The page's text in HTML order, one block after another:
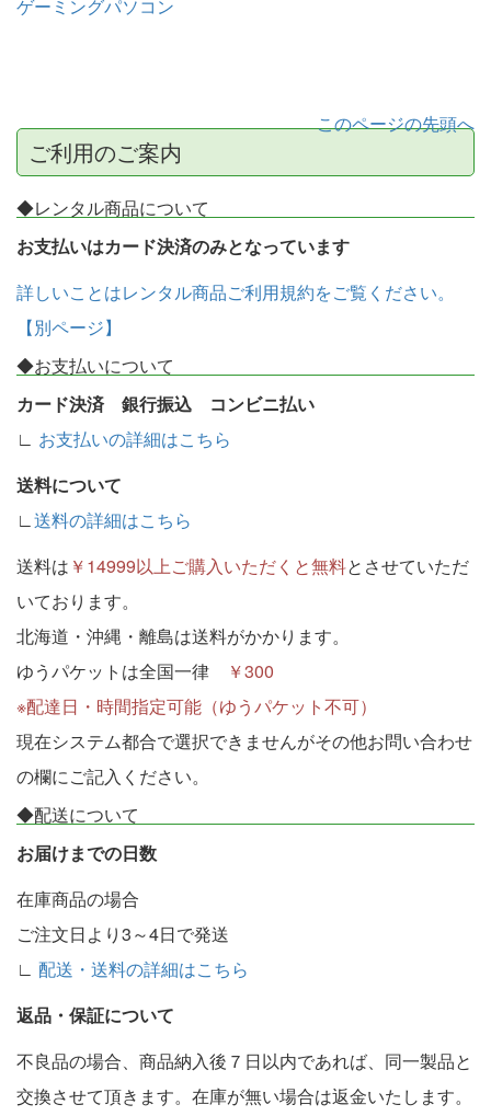
ゲーミングパソコン
このページの先頭へ
ご利用のご案内
◆レンタル商品について
お支払いはカード決済のみとなっています
詳しいことはレンタル商品ご利用規約をご覧ください。
【別ページ】
◆お支払いについて
カード決済 銀行振込 コンビニ払い
∟ お支払いの詳細はこちら
送料について
∟ 送料の詳細はこちら
送料は ￥14999以上ご購入いただくと無料とさせていただ
いております。
北海道・沖縄・離島は送料がかかります。
ゆうパケットは全国一律
￥300
※配達日・時間指定可能（ゆうパケット不可）
現在システム都合で選択できませんがその他お問い合わせ
の欄にご記入ください。
◆配送について
お届けまでの日数
在庫商品の場合
ご注文日より3～4日で発送
∟ 配送・送料の詳細はこちら
返品・保証について
不良品の場合、商品納入後７日以内であれば、同一製品と
交換させて頂きます。在庫が無い場合は返金いたします。